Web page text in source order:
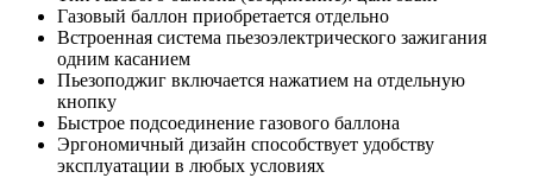
Газовый баллон приобретается отдельно
Встроенная система пьезоэлектрического зажигания
одним касанием
Пьезоподжиг включается нажатием на отдельную
кнопку
Быстрое подсоединение газового баллона
Эргономичный дизайн способствует удобству
эксплуатации в любых условиях